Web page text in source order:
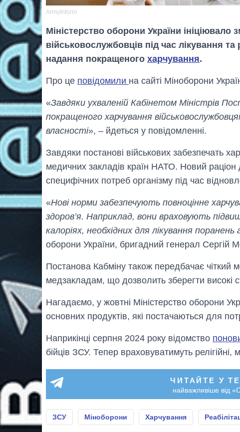
ArmyInform
Міністерство оборони України ініціювало
військовослужбовців під час лікування
надання покращеного харчування.
Про це повідомили на сайті Міноборони
«Завдяки ухваленій Кабінетом Міністрів
покращеного харчування
власності», – йдеться у повідомленні.
Завдяки постанові військових забезпечать
медичних закладів країн НАТО. Новий
специфічних потреб організму під час
«Нові норми забезпечують повноцінне
здоров’я. Наприклад, вони враховують
калоріях, необхідних для лікування поранень
оборони України, бригадний генерал Сергій
Постанова Кабміну також передбачає чіткий
медзакладам, що дозволить зберегти високі
Нагадаємо, у жовтні Міністерство оборони
основних продуктів, які постачаються для
Наприкінці серпня 2024 року відомство
бійців ЗСУ. Тепер враховуватимуть
ЧИТАЙТЕ У
найважливіше від
ЗСУ Міноборони Харчування